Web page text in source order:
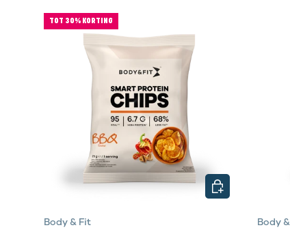
TOT 30% KORTING
Body & Fit
KIES
Body